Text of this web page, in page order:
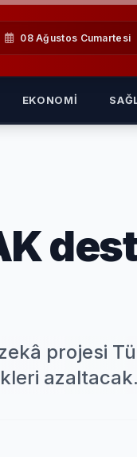
08 Ağustos Cumartesi
EKONOMI
projesi